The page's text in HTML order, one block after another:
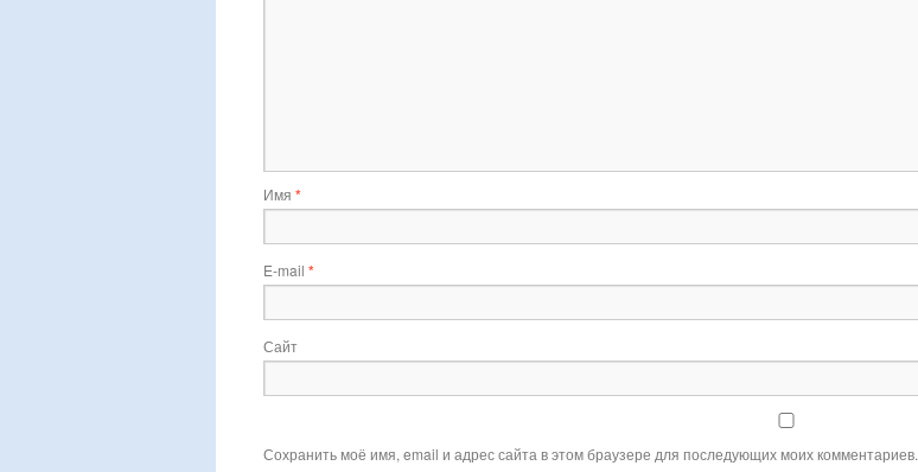
Имя *
E-mail *
Сайт
Сохранить моё имя, email и адрес сайта в этом браузере для последующих моих комментариев.